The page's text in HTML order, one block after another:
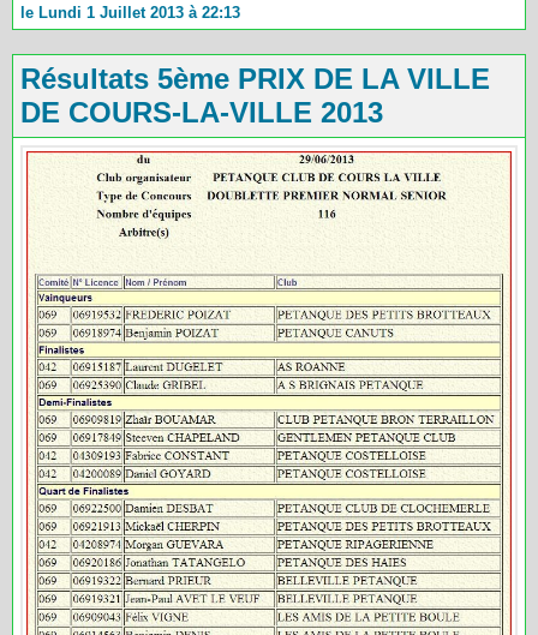
le Lundi 1 Juillet 2013 à 22:13
Résultats 5ème PRIX DE LA VILLE
DE COURS-LA-VILLE 2013